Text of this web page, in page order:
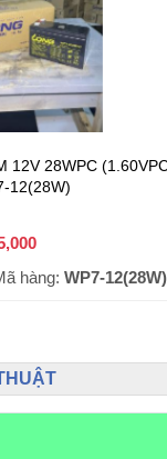
12V 7.2Ah (20HR),
Mã hàng:WP7.2-12